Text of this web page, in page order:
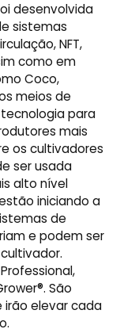
desenvolvida
sistemas
NFT,
como em
Coco,
meios de
para
mais
os cultivadores
ser usada
alto nível
iniciando a
de
e podem ser
São
irão elevar cada